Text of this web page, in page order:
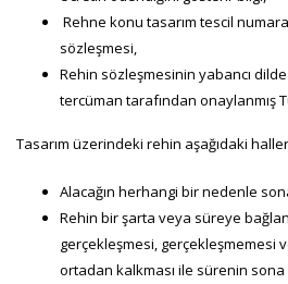
Rehne konu tasarım tescil
sözleşmesi,
Rehin sözleşmesinin yabancı
tercüman tarafından onaylanmış
Tasarım üzerindeki rehin aşağıdaki
Alacağın herhangi bir nedenle
Rehin bir şarta veya süreye
gerçekleşmesi, gerçekleşmemesi
ortadan kalkması ile sürenin